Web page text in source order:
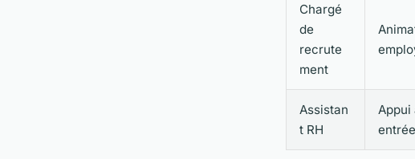
Chargé
de
recrute
ment
Assistan
t RH
Appui